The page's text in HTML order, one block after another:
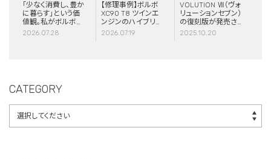
「少なく消費し、豊か
に暮らす」という価
値観。私がボルボと
スウェーデンに惹か
2026.07.28
【修理事例】ボルボ
XC90 T8 ツインエ
ンジンのハイブリッ
ドシステム故障・
2026.07.19
VOLUTION Ⅶ（ヴォ
リューションセブン）
の復刻版が発売さ
れました！
2025.10.20
CATEGORY